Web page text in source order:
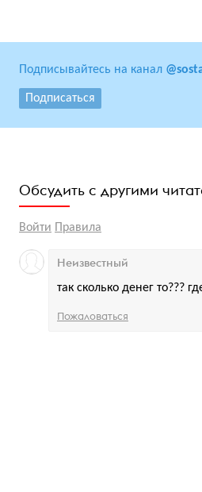
Подписывайтесь на канал
Подписаться
Обсудить с другими
Войти Правила
так сколько денег то???
Неизвестный
Пожаловаться